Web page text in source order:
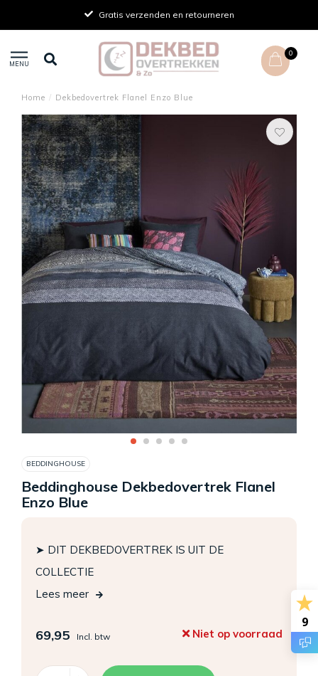
Gratis verzenden en retourneren
MENU
0
Home / Dekbedovertrek Flanel Enzo Blue
BEDDINGHOUSE
Beddinghouse Dekbedovertrek Flanel
Enzo Blue
➤ DIT DEKBEDOVERTREK IS UIT DE
COLLECTIE
Lees meer
69,95 Incl. btw Niet op voorraad
9